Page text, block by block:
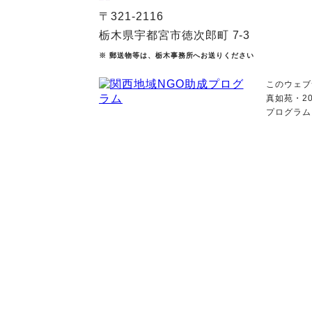
〒321-2116
栃木県宇都宮市徳次郎町 7-3
※ 郵送物等は、栃木事務所へお送りください
このウェ
真如苑・
プログラ